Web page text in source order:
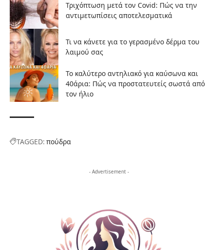
Τριχόπτωση μετά τον Covid: Πώς να την
αντιμετωπίσεις αποτελεσματικά
Τι να κάνετε για το γερασμένο δέρμα του
λαιμού σας
Το καλύτερο αντηλιακό για καύσωνα και
40άρια: Πώς να προστατευτείς σωστά από
τον ήλιο
TAGGED: πούδρα
- Advertisement -